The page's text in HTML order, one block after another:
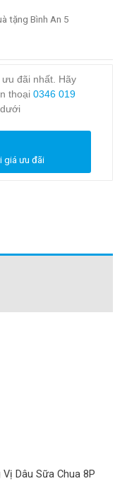
tặng Bình An 5
đãi nhất. Hãy
thoại 0346 019
giá ưu đãi
Dâu Sữa Chua 8P